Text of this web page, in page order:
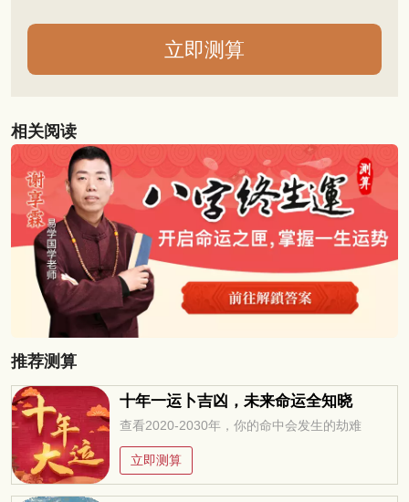
相关阅读
推荐测算
十年一运卜吉凶，未来命运全知晓
查看2020-2030年，你的命中会发生的劫难
立即测算